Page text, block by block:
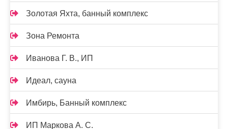
Золотая Яхта, банный комплекс
Зона Ремонта
Иванова Г. В., ИП
Идеал, сауна
Имбирь, Банный комплекс
ИП Маркова А. С.